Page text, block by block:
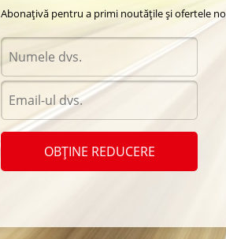
Abonațivă pentru a primi noutățile și ofertele
OBȚINE REDUCERE